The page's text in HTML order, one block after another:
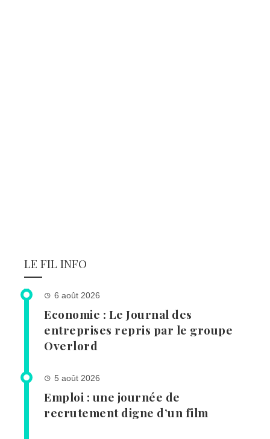
LE FIL INFO
6 août 2026
Economie : Le Journal des
entreprises repris par le groupe
Overlord
5 août 2026
Emploi : une journée de
recrutement digne d’un film